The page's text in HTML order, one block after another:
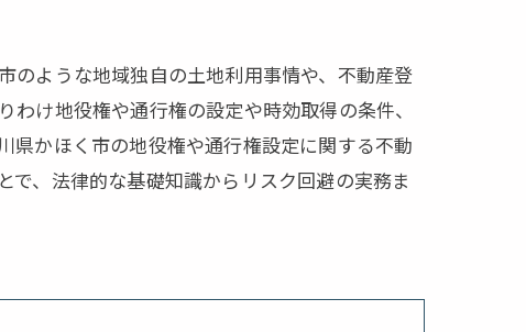
のような地域独自の土地利用事情や、不動産登
け地役権や通行権の設定や時効取得の条件、
県かほく市の地役権や通行権設定に関する不動
、法律的な基礎知識からリスク回避の実務ま